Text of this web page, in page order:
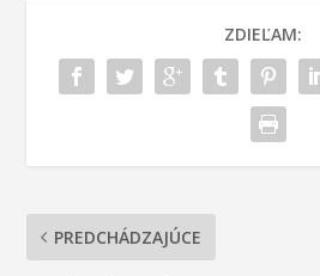
ZDIEĽAM:
PREDCHÁDZAJÚCE